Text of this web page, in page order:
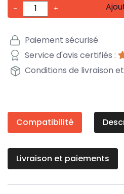
- +
Paiement sécurisé
Service d'avis certifiés :
Conditions de livraison
Compatibilité
Livraison et paiements